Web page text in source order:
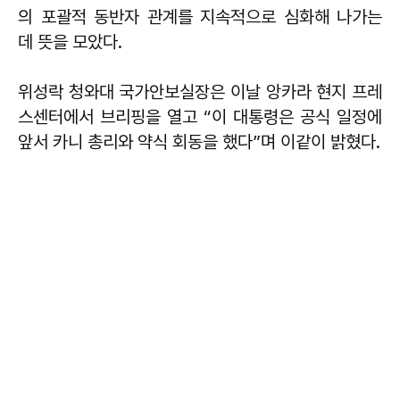
의 포괄적 동반자 관계를 지속적으로 심화해 나가는
데 뜻을 모았다.
위성락 청와대 국가안보실장은 이날 앙카라 현지 프레
스센터에서 브리핑을 열고 “이 대통령은 공식 일정에
앞서 카니 총리와 약식 회동을 했다”며 이같이 밝혔다.